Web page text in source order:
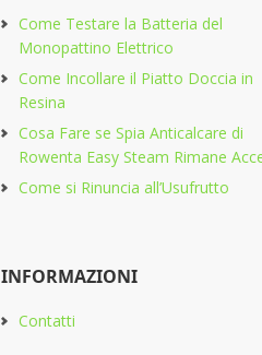
Come Testare la Batteria del
Monopattino Elettrico
Come Incollare il Piatto Doccia in
Resina
Cosa Fare se Spia Anticalcare di
Rowenta Easy Steam Rimane
Come si Rinuncia all’Usufrutto
INFORMAZIONI
Contatti